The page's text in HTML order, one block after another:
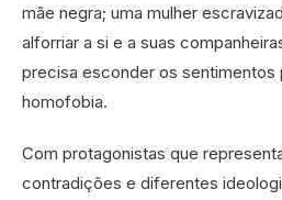
mãe negra; uma mulher
alforriar a si e a suas
precisa esconder os sentimentos
homofobia.
Com protagonistas que
contradições e diferentes